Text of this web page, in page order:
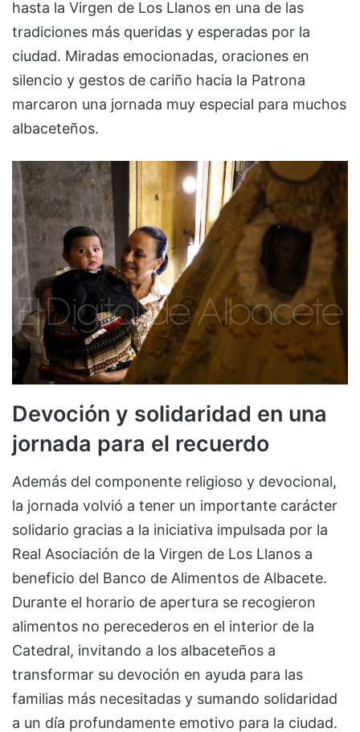
hasta la Virgen de Los Llanos en una de las
tradiciones más queridas y esperadas por la
ciudad. Miradas emocionadas, oraciones en
silencio y gestos de cariño hacia la Patrona
marcaron una jornada muy especial para muchos
albaceteños.
Devoción y solidaridad en una
jornada para el recuerdo
Además del componente religioso y devocional,
la jornada volvió a tener un importante carácter
solidario gracias a la iniciativa impulsada por la
Real Asociación de la Virgen de Los Llanos a
beneficio del Banco de Alimentos de Albacete.
Durante el horario de apertura se recogieron
alimentos no perecederos en el interior de la
Catedral, invitando a los albaceteños a
transformar su devoción en ayuda para las
familias más necesitadas y sumando solidaridad
a un día profundamente emotivo para la ciudad.